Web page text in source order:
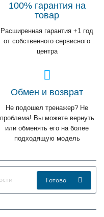
100% гарантия на
товар
Расширенная гарантия +1 год
от собственного сервисного
центра
Обмен и возврат
Не подошел тренажер? Не
проблема! Вы можете вернуть
или обменять его на более
подходящую модель
Готово